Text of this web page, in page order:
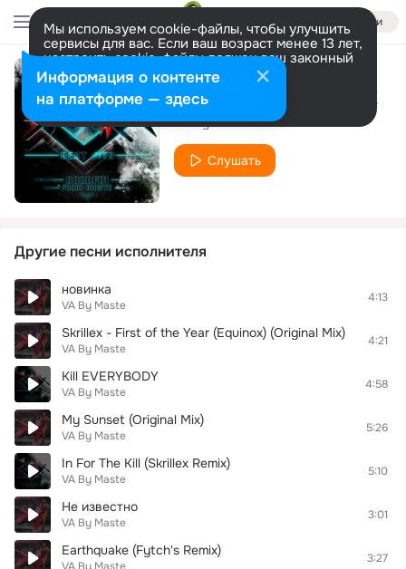
Войти
Мы используем cookie-файлы, чтобы улучшить
сервисы для вас. Если ваш возраст менее 13 лет,
настроить cookie-файлы должен ваш законный
представитель. Больше информации
Разрешить все Настроить
My Name Is Skrillex
VA By Maste
Слушать
Другие песни исполнителя
новинка
VA By Maste
4:13
Skrillex - First of the Year (Equinox) (Original Mix)
VA By Maste
4:21
Kill EVERYBODY
VA By Maste
4:58
My Sunset (Original Mix)
VA By Maste
5:26
In For The Kill (Skrillex Remix)
VA By Maste
5:10
Не известно
VA By Maste
3:01
Earthquake (Fytch's Remix) 3:27
Информация о контенте
на платформе — здесь